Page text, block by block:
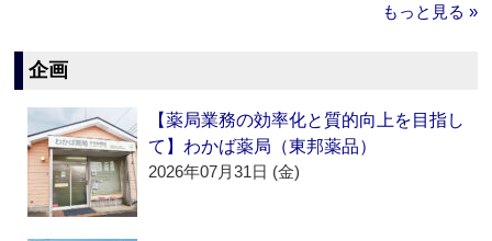
もっと見る »
企画
【薬局業務の効率化と質的向上を目指し
て】わかば薬局（東邦薬品）
2026年07月31日 (金)